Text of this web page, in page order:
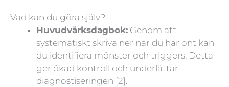
Vad kan du göra själv?
Huvudvärksdagbok: Genom att
systematiskt skriva ner när du har ont kan
du identifiera mönster och triggers. Detta
ger ökad kontroll och underlättar
diagnostiseringen [2].